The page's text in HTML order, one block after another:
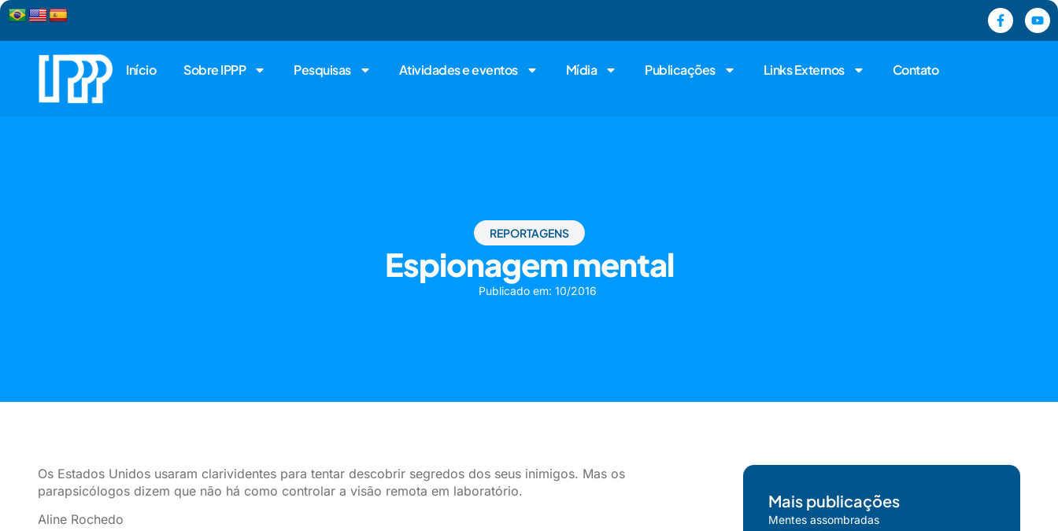
Início Sobre IPPP Pesquisas Atividades e eventos Mídia Publicações Links Externos Contato
REPORTAGENS
Espionagem mental
Publicado em: 10/2016
Os Estados Unidos usaram clarividentes para tentar descobrir segredos dos seus inimigos. Mas os
parapsicólogos dizem que não há como controlar a visão remota em laboratório.
Aline Rochedo
Mais publicações
Mentes assombradas